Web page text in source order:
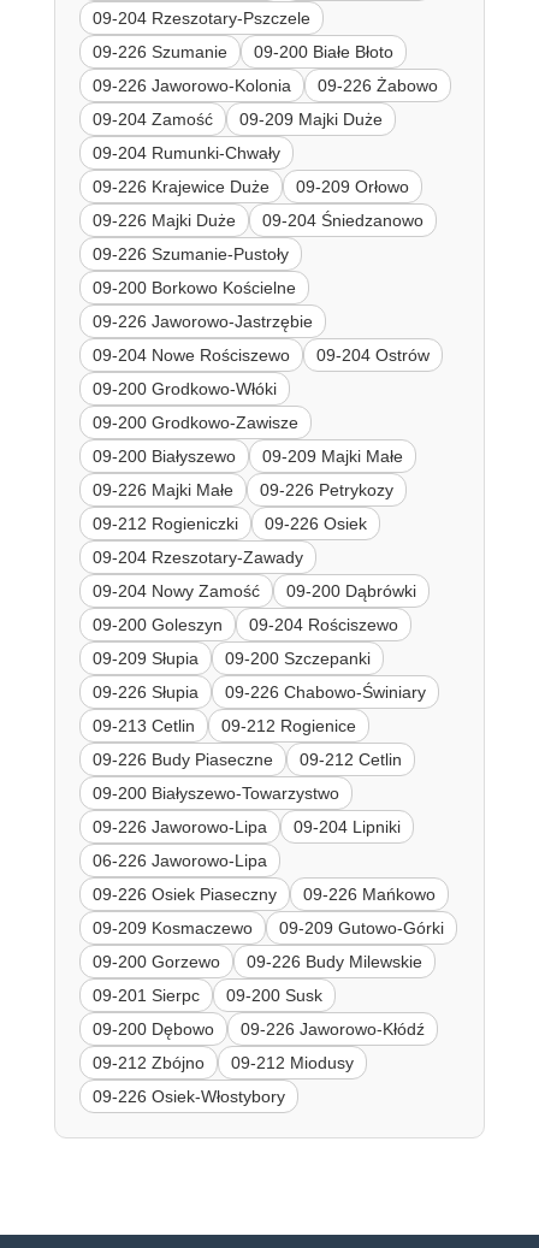
09-204 Rzeszotary-Pszczele
09-226 Szumanie
09-200 Białe Błoto
09-226 Jaworowo-Kolonia
09-226 Żabowo
09-204 Zamość
09-209 Majki Duże
09-204 Rumunki-Chwały
09-226 Krajewice Duże
09-209 Orłowo
09-226 Majki Duże
09-204 Śniedzanowo
09-226 Szumanie-Pustoły
09-200 Borkowo Kościelne
09-226 Jaworowo-Jastrzębie
09-204 Nowe Rościszewo
09-204 Ostrów
09-200 Grodkowo-Włóki
09-200 Grodkowo-Zawisze
09-200 Białyszewo
09-209 Majki Małe
09-226 Majki Małe
09-226 Petrykozy
09-212 Rogieniczki
09-226 Osiek
09-204 Rzeszotary-Zawady
09-204 Nowy Zamość
09-200 Dąbrówki
09-200 Goleszyn
09-204 Rościszewo
09-209 Słupia
09-200 Szczepanki
09-226 Słupia
09-226 Chabowo-Świniary
09-213 Cetlin
09-212 Rogienice
09-226 Budy Piaseczne
09-212 Cetlin
09-200 Białyszewo-Towarzystwo
09-226 Jaworowo-Lipa
09-204 Lipniki
06-226 Jaworowo-Lipa
09-226 Osiek Piaseczny
09-226 Mańkowo
09-209 Kosmaczewo
09-209 Gutowo-Górki
09-200 Gorzewo
09-226 Budy Milewskie
09-201 Sierpc
09-200 Susk
09-200 Dębowo
09-226 Jaworowo-Kłódź
09-212 Zbójno
09-212 Miodusy
09-226 Osiek-Włostybory